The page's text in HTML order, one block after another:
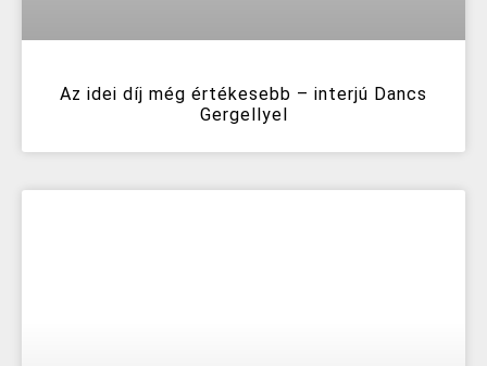
Az idei díj még értékesebb – interjú Dancs
Gergellyel